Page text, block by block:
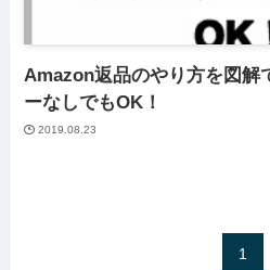
Amazon返品のやり方を図解
ーなしでもOK！
2019.08.23
1